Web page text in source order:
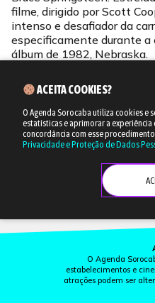
filme, dirigido por Scott
intenso e desafiador da
especificamente durante a
álbum de 1982, Nebraska.
O Agenda
estabelecimentos e
atrações podem ser
ACEITA COOKIES?
O Agenda Sorocaba utiliza cookies e
estatísticas e aprimorar a experiência
concordância com esse
Privacidade e Proteção de Dados